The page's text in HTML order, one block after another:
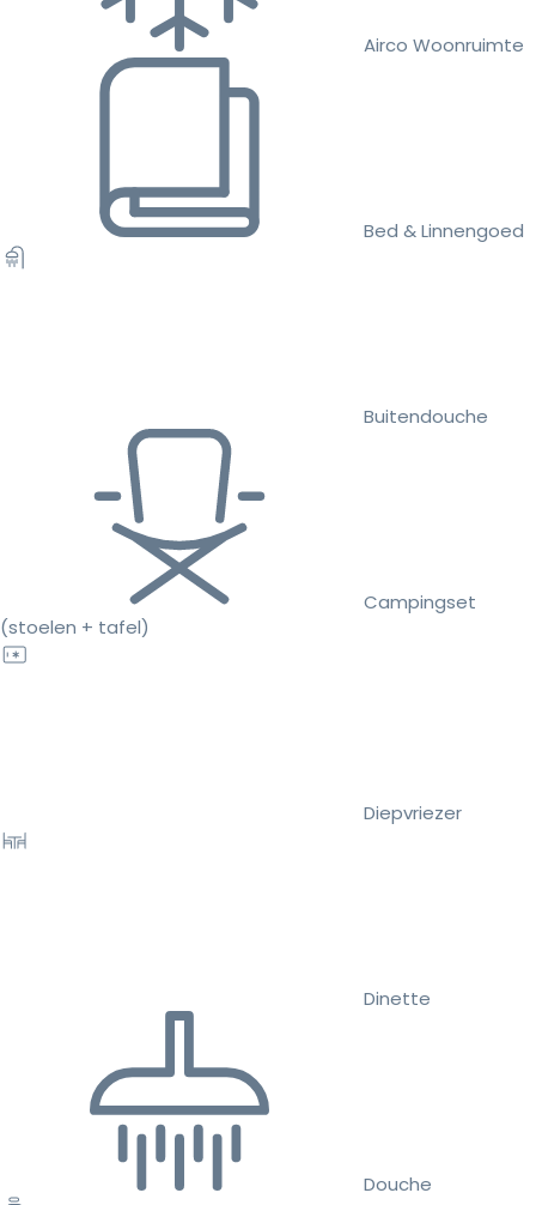
Airco Woonruimte
Bed & Linnengoed
Buitendouche
Campingset
(stoelen + tafel)
Diepvriezer
Dinette
Douche